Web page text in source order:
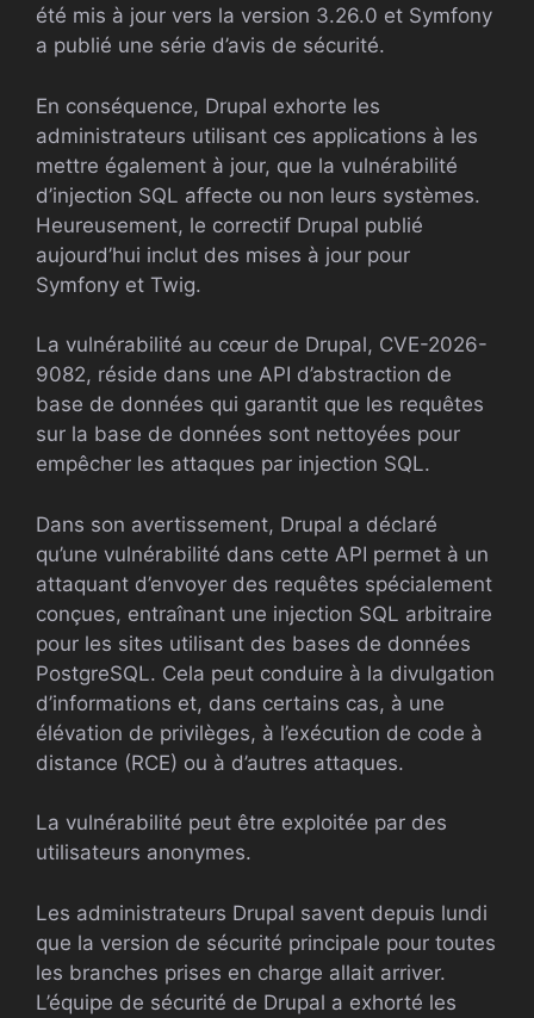
été mis à jour vers la version 3.26.0 et Symfony
a publié une série d’avis de sécurité.
En conséquence, Drupal exhorte les
administrateurs utilisant ces applications à les
mettre également à jour, que la vulnérabilité
d’injection SQL affecte ou non leurs systèmes.
Heureusement, le correctif Drupal publié
aujourd’hui inclut des mises à jour pour
Symfony et Twig.
La vulnérabilité au cœur de Drupal, CVE-2026-
9082, réside dans une API d’abstraction de
base de données qui garantit que les requêtes
sur la base de données sont nettoyées pour
empêcher les attaques par injection SQL.
Dans son avertissement, Drupal a déclaré
qu’une vulnérabilité dans cette API permet à un
attaquant d’envoyer des requêtes spécialement
conçues, entraînant une injection SQL arbitraire
pour les sites utilisant des bases de données
PostgreSQL. Cela peut conduire à la divulgation
d’informations et, dans certains cas, à une
élévation de privilèges, à l’exécution de code à
distance (RCE) ou à d’autres attaques.
La vulnérabilité peut être exploitée par des
utilisateurs anonymes.
Les administrateurs Drupal savent depuis lundi
que la version de sécurité principale pour toutes
les branches prises en charge allait arriver.
L’équipe de sécurité de Drupal a exhorté les